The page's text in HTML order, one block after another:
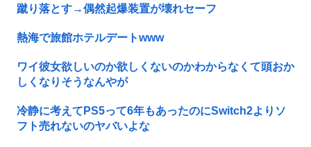
蹴り落とす→偶然起爆装置が壊れセーフ
熱海で旅館ホテルデートwww
ワイ彼女欲しいのか欲しくないのかわからなくて頭おか
しくなりそうなんやが
冷静に考えてPS5って6年もあったのにSwitch2よりソ
フト売れないのヤバいよな